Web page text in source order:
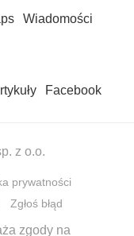
Wiadomości
Facebook
z o.o.
prywatności
Zgłoś błąd
zgody na